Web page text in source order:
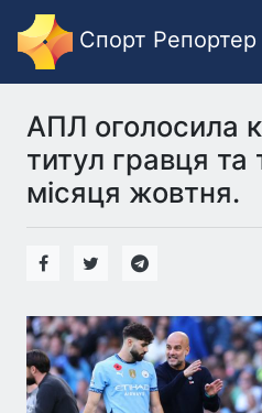
Спорт Репортер
АПЛ оголосила
титул гравця та
місяця жовтня.